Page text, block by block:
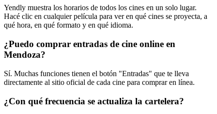
Yendly muestra los horarios de todos los cines en un solo lugar.
Hacé clic en cualquier película para ver en qué cines se proyecta, a
qué hora, en qué formato y en qué idioma.
¿Puedo comprar entradas de cine online en
Mendoza?
Sí. Muchas funciones tienen el botón "Entradas" que te lleva
directamente al sitio oficial de cada cine para comprar en línea.
¿Con qué frecuencia se actualiza la cartelera?